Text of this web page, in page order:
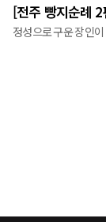
[전주 빵지순례
정성으로 구운 장인